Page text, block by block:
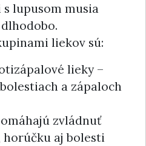
lupusom musia
liekov sú:
lieky –
a zápaloch
zvládnuť
horúčku aj bolesti